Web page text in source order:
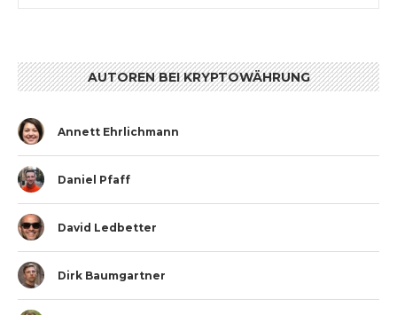
AUTOREN BEI KRYPTOWÄHRUNG
Annett Ehrlichmann
Daniel Pfaff
David Ledbetter
Dirk Baumgartner